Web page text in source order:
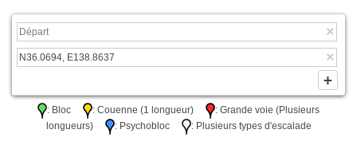
: Bloc : Couenne (1 longueur)
: Grande voie (Plusieurs
longueurs)
: Psychobloc : Plusieurs types d'escalade